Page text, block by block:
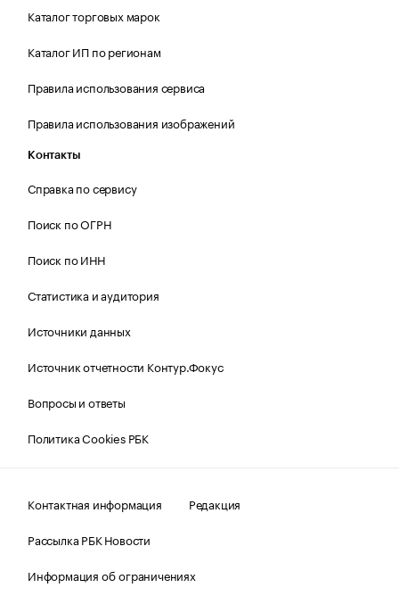
Каталог торговых марок
Каталог ИП по регионам
Правила использования сервиса
Правила использования изображений
Контакты
Справка по сервису
Поиск по ОГРН
Поиск по ИНН
Статистика и аудитория
Источники данных
Источник отчетности Контур.Фокус
Вопросы и ответы
Политика Cookies РБК
Контактная информация
Редакция
Рассылка РБК Новости
Информация об ограничениях